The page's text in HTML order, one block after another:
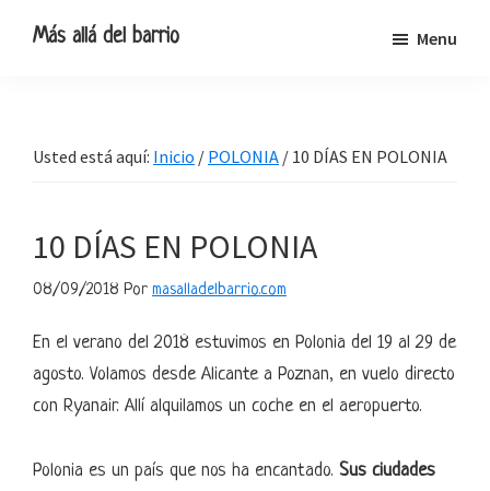
Más allá del barrio
escapadas
rutas
Menu
Usted está aquí: Inicio / POLONIA / 10 DÍAS EN POLONIA
10 DÍAS EN POLONIA
08/09/2018 Por masalladelbarrio.com
En el verano del 2018 estuvimos en Polonia del 19 al 29 de
agosto. Volamos desde Alicante a Poznan, en vuelo directo
con Ryanair. Allí alquilamos un coche en el aeropuerto.
Polonia es un país que nos ha encantado. Sus ciudades